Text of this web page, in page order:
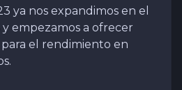
ya nos expandimos en el
y empezamos a ofrecer
para el rendimiento en